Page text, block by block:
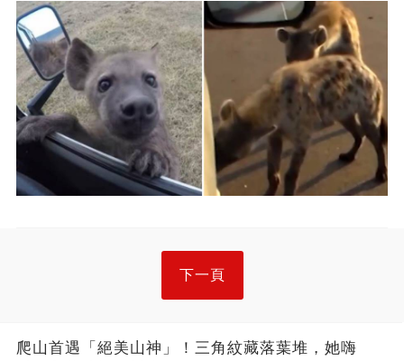
下一頁
爬山首遇「絕美山神」！三角紋藏落葉堆，她嗨